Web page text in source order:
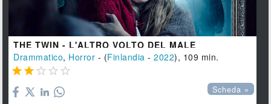
THE TWIN - L'ALTRO VOLTO DEL MALE
Drammatico, Horror - (Finlandia -2022), 109 min.
    
Scheda »